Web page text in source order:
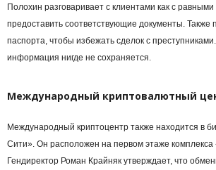
Полохин разговаривает с клиентами как с
предоставить соответствующие документы. Также
паспорта, чтобы избежать сделок с
информация нигде не сохраняется.
Международный криптовалютный
Международный криптоцентр также находится в
Сити». Он расположен на первом этаже комплекса
Гендиректор Роман Крайняк утверждает, что